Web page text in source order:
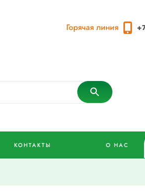
Горячая линия
КОНТАКТЫ О НАС